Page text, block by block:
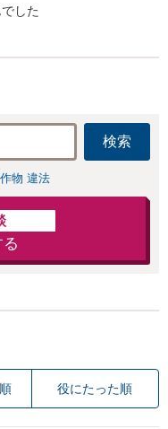
した
検索
物 違法
役にたった順